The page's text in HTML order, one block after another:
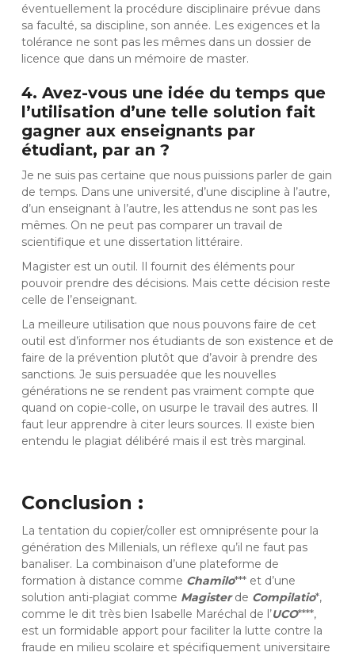
éventuellement la procédure disciplinaire prévue dans
sa faculté, sa discipline, son année. Les exigences et la
tolérance ne sont pas les mêmes dans un dossier de
licence que dans un mémoire de master.
4. Avez-vous une idée du temps que
l’utilisation d’une telle solution fait
gagner aux enseignants par
étudiant, par an ?
Je ne suis pas certaine que nous puissions parler de gain
de temps. Dans une université, d’une discipline à l’autre,
d’un enseignant à l’autre, les attendus ne sont pas les
mêmes. On ne peut pas comparer un travail de
scientifique et une dissertation littéraire.
Magister est un outil. Il fournit des éléments pour
pouvoir prendre des décisions. Mais cette décision reste
celle de l’enseignant.
La meilleure utilisation que nous pouvons faire de cet
outil est d’informer nos étudiants de son existence et de
faire de la prévention plutôt que d’avoir à prendre des
sanctions. Je suis persuadée que les nouvelles
générations ne se rendent pas vraiment compte que
quand on copie-colle, on usurpe le travail des autres. Il
faut leur apprendre à citer leurs sources. Il existe bien
entendu le plagiat délibéré mais il est très marginal.
Conclusion :
La tentation du copier/coller est omniprésente pour la
génération des Millenials, un réflexe qu’il ne faut pas
banaliser. La combinaison d’une plateforme de
formation à distance comme Chamilo*** et d’une
solution anti-plagiat comme Magisterde Compilatio*,
comme le dit très bien Isabelle Maréchal de l’UCO****,
est un formidable apport pour faciliter la lutte contre la
fraude en milieu scolaire et spécifiquement universitaire